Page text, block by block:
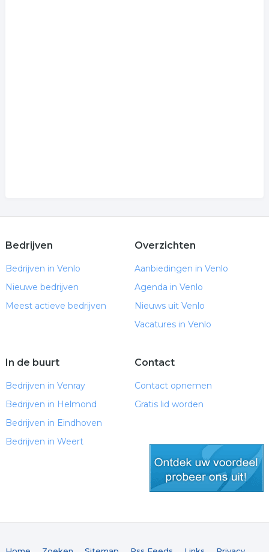
Bedrijven
Bedrijven in Venlo
Nieuwe bedrijven
Meest actieve bedrijven
Overzichten
Aanbiedingen in Venlo
Agenda in Venlo
Nieuws uit Venlo
Vacatures in Venlo
In de buurt
Bedrijven in Venray
Bedrijven in Helmond
Bedrijven in Eindhoven
Bedrijven in Weert
Contact
Contact opnemen
Gratis lid worden